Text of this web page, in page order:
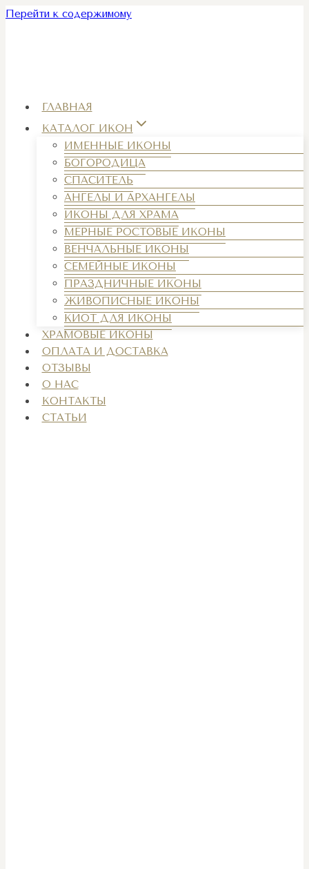
Перейти к содержимому
ГЛАВНАЯ
КАТАЛОГ ИКОН
ИМЕННЫЕ ИКОНЫ
БОГОРОДИЦА
СПАСИТЕЛЬ
АНГЕЛЫ И АРХАНГЕЛЫ
ИКОНЫ ДЛЯ ХРАМА
МЕРНЫЕ РОСТОВЫЕ ИКОНЫ
ВЕНЧАЛЬНЫЕ ИКОНЫ
СЕМЕЙНЫЕ ИКОНЫ
ПРАЗДНИЧНЫЕ ИКОНЫ
ЖИВОПИСНЫЕ ИКОНЫ
КИОТ ДЛЯ ИКОНЫ
ХРАМОВЫЕ ИКОНЫ
ОПЛАТА И ДОСТАВКА
ОТЗЫВЫ
О НАС
КОНТАКТЫ
СТАТЬИ